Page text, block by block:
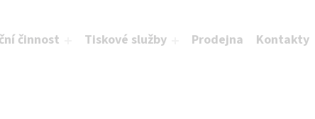
činnost Tiskové služby Prodejna Kontakty